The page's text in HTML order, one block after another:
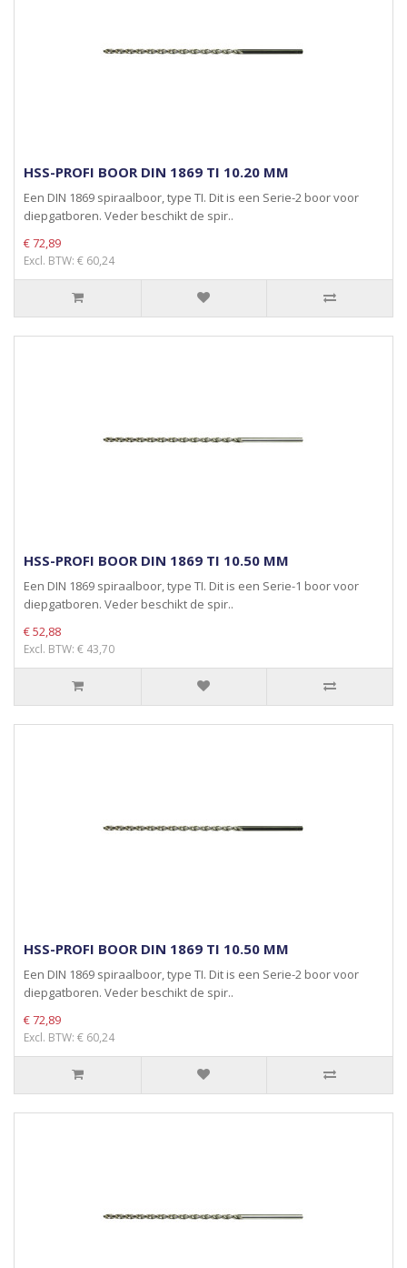
HSS-PROFI BOOR DIN 1869 TI 10.20 MM
Een DIN 1869 spiraalboor, type TI. Dit is een Serie-2 boor voor
diepgatboren. Veder beschikt de spir..
€ 72,89
Excl. BTW: € 60,24
HSS-PROFI BOOR DIN 1869 TI 10.50 MM
Een DIN 1869 spiraalboor, type TI. Dit is een Serie-1 boor voor
diepgatboren. Veder beschikt de spir..
€ 52,88
Excl. BTW: € 43,70
HSS-PROFI BOOR DIN 1869 TI 10.50 MM
Een DIN 1869 spiraalboor, type TI. Dit is een Serie-2 boor voor
diepgatboren. Veder beschikt de spir..
€ 72,89
Excl. BTW: € 60,24